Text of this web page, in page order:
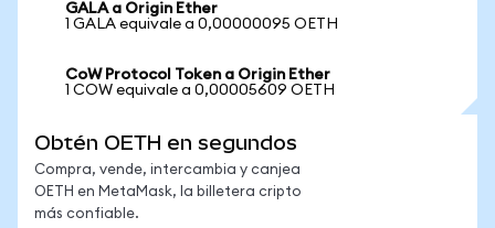
GALA a Origin Ether
1 GALA equivale a 0,00000095 OETH
CoW Protocol Token a Origin Ether
1 COW equivale a 0,00005609 OETH
Obtén OETH en segundos
Compra, vende, intercambia y canjea
OETH en MetaMask, la billetera cripto
más confiable.